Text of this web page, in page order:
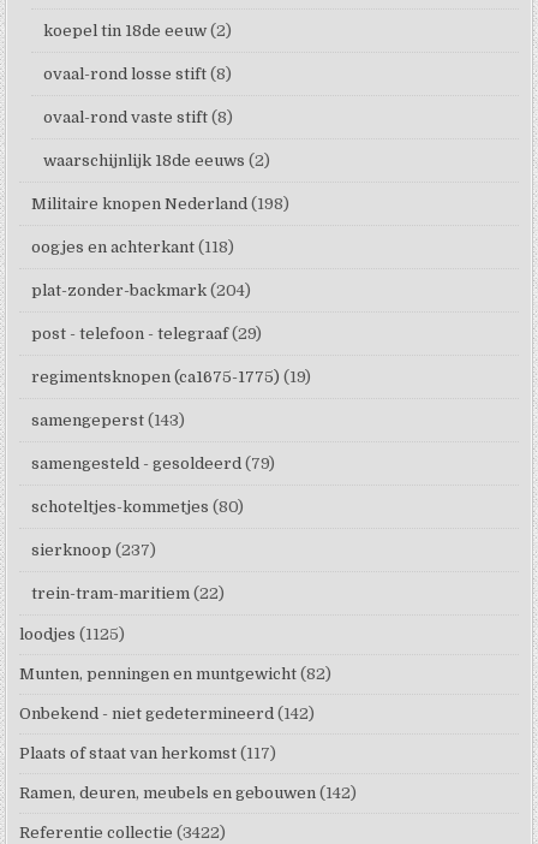
koepel tin 18de eeuw (2)
ovaal-rond losse stift (8)
ovaal-rond vaste stift (8)
waarschijnlijk 18de eeuws (2)
Militaire knopen Nederland (198)
oogjes en achterkant (118)
plat-zonder-backmark (204)
post - telefoon - telegraaf (29)
regimentsknopen (ca1675-1775) (19)
samengeperst (143)
samengesteld - gesoldeerd (79)
schoteltjes-kommetjes (80)
sierknoop (237)
trein-tram-maritiem (22)
loodjes (1125)
Munten, penningen en muntgewicht (82)
Onbekend - niet gedetermineerd (142)
Plaats of staat van herkomst (117)
Ramen, deuren, meubels en gebouwen (142)
Referentie collectie (3422)